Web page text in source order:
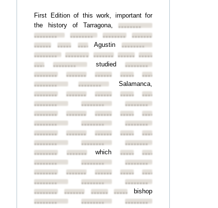
First Edition of this work, important for
the history of Tarragona, ••••••••
••••••••
•••••••• ••••••••
••••••••
••••••••••••••••••••••••
Agustin ••••••••
••••••••
•••••••• •••••••• ••••••••••••••••
•••••••••••••••• studied ••••••••
••••••••
•••••••• •••••••• ••••••••••••••••
••••••••
••••••••
Salamanca,
••••••••
•••••••• •••••••• ••••••••••••••••
••••••••
••••••••
••••••••
••••••••
•••••••• •••••••• ••••••••••••••••
••••••••
••••••••
••••••••
••••••••
•••••••• •••••••• ••••••••••••••••
••••••••
••••••••
••••••••
••••••••
•••••••• which ••••••••••••••••
••••••••
••••••••
••••••••
••••••••
•••••••• •••••••• ••••••••••••••••
••••••••
••••••••
••••••••
••••••••
•••••••• ••••••••••••••••bishop
••••••••
••••••••
••••••••